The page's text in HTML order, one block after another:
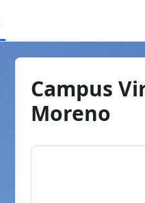
Campus
Moreno